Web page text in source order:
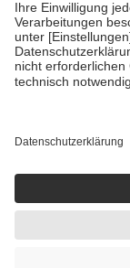
• Untersuchungen
GKV getragen
• empfohlenen
• Harn- und
getroffen, um
https://
Einige Bilder und